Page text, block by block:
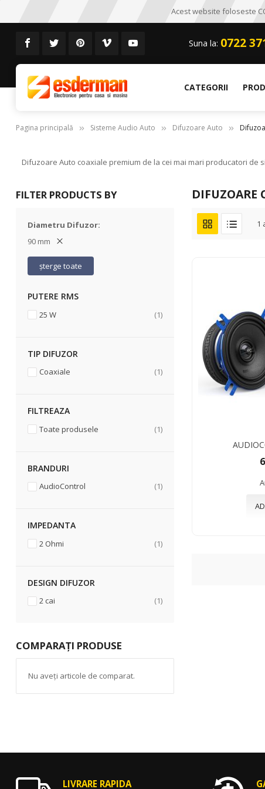
Acest website foloseste
Suna la: 0722
CATEGORII
Pagina principală Sisteme Audio Auto Difuzoare Auto
Difuzoare Auto coaxiale premium de la cei mai mari producatori
DIFUZOARE
1
FILTER PRODUCTS BY
Diametru Difuzor
90 mm
șterge toate
PUTERE RMS
25 W 1articol
TIP DIFUZOR
Coaxiale 1articol
FILTREAZA
Toate produsele 1articol
BRANDURI
AudioControl 1articol
IMPEDANTA
2 Ohmi 1articol
DESIGN DIFUZOR
2 cai 1articol
COMPARAȚI PRODUSE
Nu aveți articole de comparat.
LIVRARE RAPIDA